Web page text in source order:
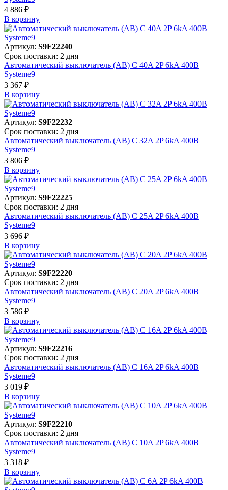
4 886 ₽
В корзинy
Артикул: S9F22240
Срок поставки: 2 дня
Автоматический выключатель (АВ) C 40A 2P 6kA 400В
Systeme9
3 367 ₽
В корзинy
Артикул: S9F22232
Срок поставки: 2 дня
Автоматический выключатель (АВ) C 32A 2P 6kA 400В
Systeme9
3 806 ₽
В корзинy
Артикул: S9F22225
Срок поставки: 2 дня
Автоматический выключатель (АВ) C 25A 2P 6kA 400В
Systeme9
3 696 ₽
В корзинy
Артикул: S9F22220
Срок поставки: 2 дня
Автоматический выключатель (АВ) C 20A 2P 6kA 400В
Systeme9
3 586 ₽
В корзинy
Артикул: S9F22216
Срок поставки: 2 дня
Автоматический выключатель (АВ) C 16A 2P 6kA 400В
Systeme9
3 019 ₽
В корзинy
Артикул: S9F22210
Срок поставки: 2 дня
Автоматический выключатель (АВ) C 10A 2P 6kA 400В
Systeme9
3 318 ₽
В корзинy